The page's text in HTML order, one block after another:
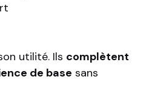
utilité. Ils complètent
de base sans